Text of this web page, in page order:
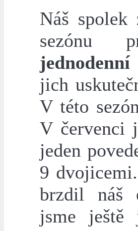
Náš
sezónu
jich
V této
V červenci
jeden
9
brzdil náš
jsme ještě